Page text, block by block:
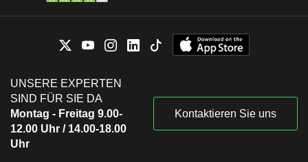
UNSERE EXPERTEN
SIND FÜR SIE DA
Montag - Freitag 9.00-
12.00 Uhr / 14.00-18.00
Uhr
Kontaktieren Sie uns